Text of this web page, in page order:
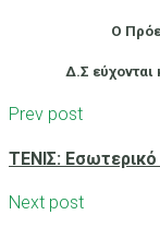
Ο
Δ.Σ εύχονται
Prev post
ΤΕΝΙΣ:
Next post